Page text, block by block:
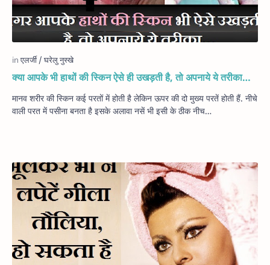
क्या आपके भी हाथों की स्किन ऐसे ही उखड़ती है, तो अपनाये ये तरीका…
मानव शरीर की स्किन कई परतों में होती है लेकिन ऊपर की दो मुख्य परतें होती हैं. नीचे
वाली परत में पसीना बनता है इसके अलावा नसें भी इसी के ठीक नीच…